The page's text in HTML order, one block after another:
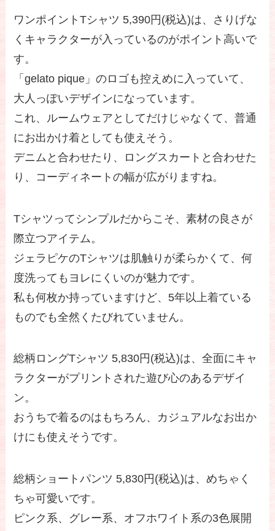
ワンポイントTシャツ 5,390円(税込)は、さりげな
くキャラクターが入っているのがポイント高いで
す。
「gelato pique」のロゴも控えめに入っていて、
大人っぽいデザインになっています。
これ、ルームウェアとしてだけじゃなくて、普通
にお出かけ着としても使えそう。
デニムと合わせたり、ロングスカートと合わせた
り、コーディネートの幅が広がりますね。
Tシャツってシンプルだからこそ、素材の良さが
際立つアイテム。
ジェラピケのTシャツは肌触りが柔らかくて、何
度洗ってもヨレにくいのが魅力です。
私も何枚か持っていますけど、5年以上着ている
ものでも全然くたびれていません。
総柄ロングTシャツ 5,830円(税込)は、全面にキャ
ラクターがプリントされた遊び心のあるデザイ
ン。
おうちで着るのはもちろん、カジュアルなお出か
けにも使えそうです。
総柄ショートパンツ 5,830円(税込)は、めちゃく
ちゃ可愛いです。
ピンク系、グレー系、オフホワイト系の3色展開